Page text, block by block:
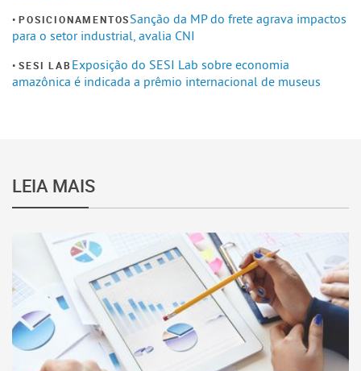
POSICIONAMENTOSSanção da MP do frete agrava impactos
para o setor industrial, avalia CNI
SESI LAB Exposição do SESI Lab sobre economia
amazônica é indicada a prêmio internacional de museus
LEIA MAIS